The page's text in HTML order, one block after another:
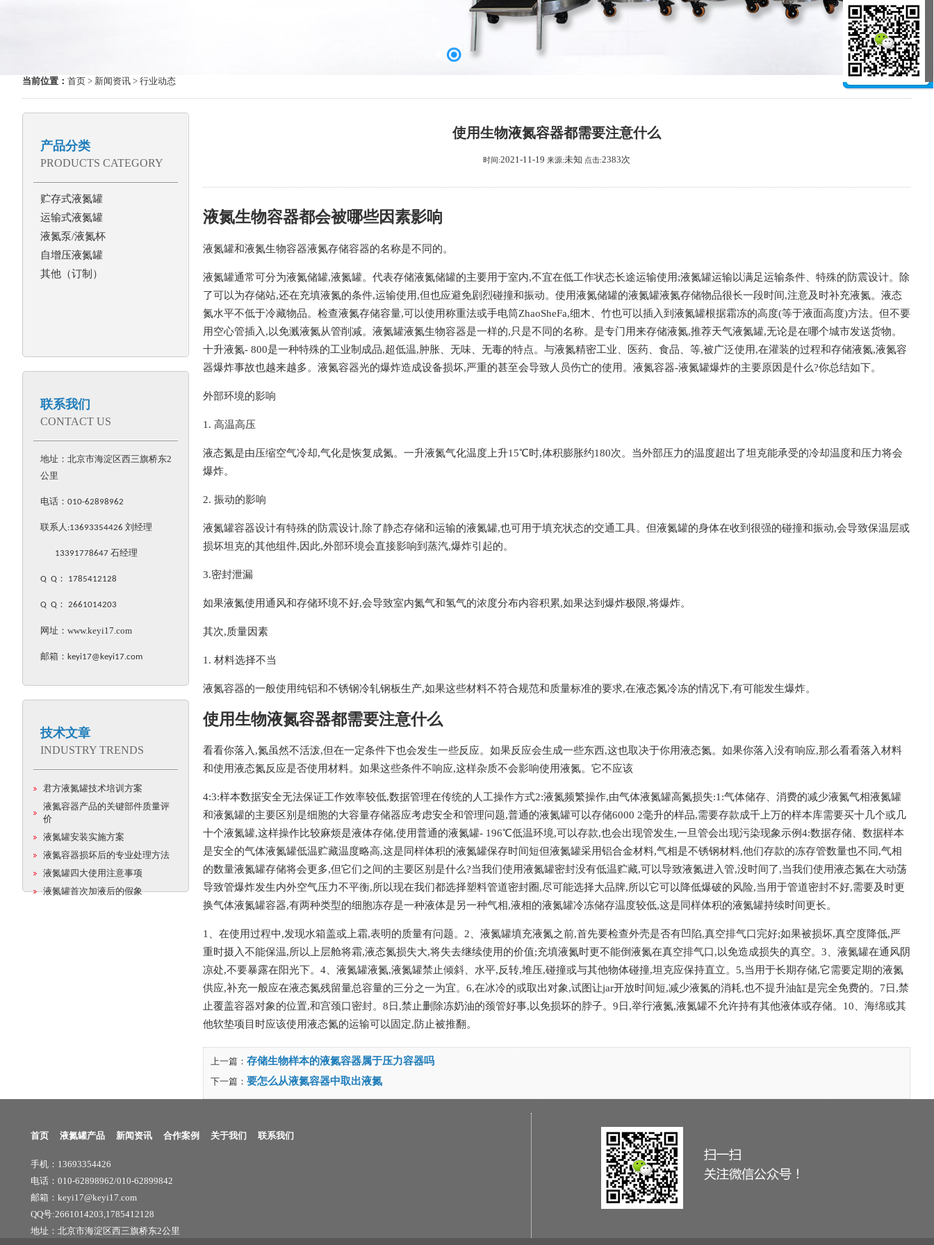
当前位置： 首页 > 新闻资讯 > 行业动态
产品分类
PRODUCTS CATEGORY
贮存式液氮罐
运输式液氮罐
液氮泵/液氮杯
自增压液氮罐
其他（订制）
联系我们
CONTACT US
地址：北京市海淀区西三旗桥东2
公里
电话： 010-62898962
联系人:13693354426 刘经理
13391778647 石经理
Q Q ： 1785412128
Q Q ： 2661014203
网址： www.keyi17.com
邮箱： keyi17@keyi17.com
技术文章
INDUSTRY TRENDS
君方液氮罐技术培训方案
液氮容器产品的关键部件质量评
价
液氮罐安装实施方案
液氮容器损坏后的专业处理方法
液氮罐四大使用注意事项
液氮罐首次加液后的假象
使用生物液氮容器都需要注意什么
时间:2021-11-19 来源:未知 点击:2383次
液氮生物容器都会被哪些因素影响
液氮罐和液氮生物容器液氮存储容器的名称是不同的。
液氮罐通常可分为液氮储罐,液氮罐。代表存储液氮储罐的主要用于室内,不宜在低工作状态长途运输使用;液氮罐运输以满足运输条件、特殊的防震设计。除
了可以为存储站,还在充填液氮的条件,运输使用,但也应避免剧烈碰撞和振动。使用液氮储罐的液氮罐液氮存储物品很长一段时间,注意及时补充液氮。液态
氮水平不低于冷藏物品。检查液氮存储容量,可以使用称重法或手电筒ZhaoSheFa,细木、竹也可以插入到液氮罐根据霜冻的高度(等于液面高度)方法。但不要
用空心管插入,以免溅液氮从管削减。液氮罐液氮生物容器是一样的,只是不同的名称。是专门用来存储液氮,推荐天气液氮罐,无论是在哪个城市发送货物。
十升液氮- 800是一种特殊的工业制成品,超低温,肿胀、无味、无毒的特点。与液氮精密工业、医药、食品、等,被广泛使用,在灌装的过程和存储液氮,液氮容
器爆炸事故也越来越多。液氮容器光的爆炸造成设备损坏,严重的甚至会导致人员伤亡的使用。液氮容器-液氮罐爆炸的主要原因是什么?你总结如下。
外部环境的影响
1. 高温高压
液态氮是由压缩空气冷却,气化是恢复成氮。一升液氮气化温度上升15℃时,体积膨胀约180次。当外部压力的温度超出了坦克能承受的冷却温度和压力将会
爆炸。
2. 振动的影响
液氮罐容器设计有特殊的防震设计,除了静态存储和运输的液氮罐,也可用于填充状态的交通工具。但液氮罐的身体在收到很强的碰撞和振动,会导致保温层或
损坏坦克的其他组件,因此,外部环境会直接影响到蒸汽,爆炸引起的。
3.密封泄漏
如果液氮使用通风和存储环境不好,会导致室内氮气和氢气的浓度分布内容积累,如果达到爆炸极限,将爆炸。
其次,质量因素
1. 材料选择不当
液氮容器的一般使用纯铝和不锈钢冷轧钢板生产,如果这些材料不符合规范和质量标准的要求,在液态氮冷冻的情况下,有可能发生爆炸。
使用生物液氮容器都需要注意什么
看看你落入,氮虽然不活泼,但在一定条件下也会发生一些反应。如果反应会生成一些东西,这也取决于你用液态氮。如果你落入没有响应,那么看看落入材料
和使用液态氮反应是否使用材料。如果这些条件不响应,这样杂质不会影响使用液氮。它不应该
4:3:样本数据安全无法保证工作效率较低,数据管理在传统的人工操作方式2:液氮频繁操作,由气体液氮罐高氮损失:1:气体储存、消费的减少液氮气相液氮罐
和液氮罐的主要区别是细胞的大容量存储器应考虑安全和管理问题,普通的液氮罐可以存储6000 2毫升的样品,需要存款成千上万的样本库需要买十几个或几
十个液氮罐,这样操作比较麻烦是液体存储,使用普通的液氮罐- 196℃低温环境,可以存款,也会出现管发生,一旦管会出现污染现象示例4:数据存储、数据样本
是安全的气体液氮罐低温贮藏温度略高,这是同样体积的液氮罐保存时间短但液氮罐采用铝合金材料,气相是不锈钢材料,他们存款的冻存管数量也不同,气相
的数量液氮罐存储将会更多,但它们之间的主要区别是什么?当我们使用液氮罐密封没有低温贮藏,可以导致液氮进入管,没时间了,当我们使用液态氮在大动荡
导致管爆炸发生内外空气压力不平衡,所以现在我们都选择塑料管道密封圈,尽可能选择大品牌,所以它可以降低爆破的风险,当用于管道密封不好,需要及时更
换气体液氮罐容器,有两种类型的细胞冻存是一种液体是另一种气相,液相的液氮罐冷冻储存温度较低,这是同样体积的液氮罐持续时间更长。
1、在使用过程中,发现水箱盖或上霜,表明的质量有问题。2、液氮罐填充液氮之前,首先要检查外壳是否有凹陷,真空排气口完好;如果被损坏,真空度降低,严
重时摄入不能保温,所以上层舱将霜,液态氮损失大,将失去继续使用的价值;充填液氮时更不能倒液氮在真空排气口,以免造成损失的真空。3、液氮罐在通风阴
凉处,不要暴露在阳光下。4、液氮罐液氮,液氮罐禁止倾斜、水平,反转,堆压,碰撞或与其他物体碰撞,坦克应保持直立。5,当用于长期存储,它需要定期的液氮
供应,补充一般应在液态氮残留量总容量的三分之一为宜。6,在冰冷的或取出对象,试图让jar开放时间短,减少液氮的消耗,也不提升油缸是完全免费的。7日,禁
止覆盖容器对象的位置,和宫颈口密封。8日,禁止删除冻奶油的颈管好事,以免损坏的脖子。9日,举行液氮,液氮罐不允许持有其他液体或存储。10、海绵或其
他软垫项目时应该使用液态氮的运输可以固定,防止被推翻。
上一篇： 存储生物样本的液氮容器属于压力容器吗
下一篇： 要怎么从液氮容器中取出液氮
首页 液氮罐产品 新闻资讯 合作案例 关于我们 联系我们
手机：13693354426
电话：010-62898962/010-62899842
邮箱：keyi17@keyi17.com
QQ号:2661014203,1785412128
地址：北京市海淀区西三旗桥东2公里